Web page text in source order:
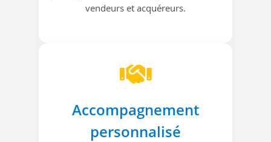
vendeurs et acquéreurs.
Accompagnement
personnalisé